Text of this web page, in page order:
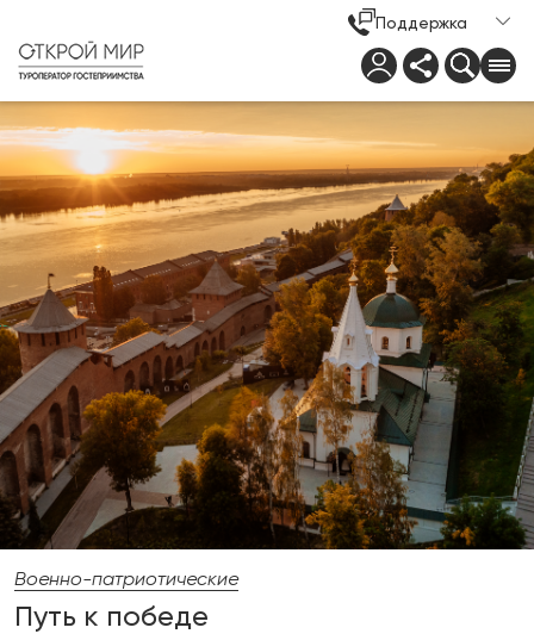
Поддержка
Военно-патриотические
Путь к победе